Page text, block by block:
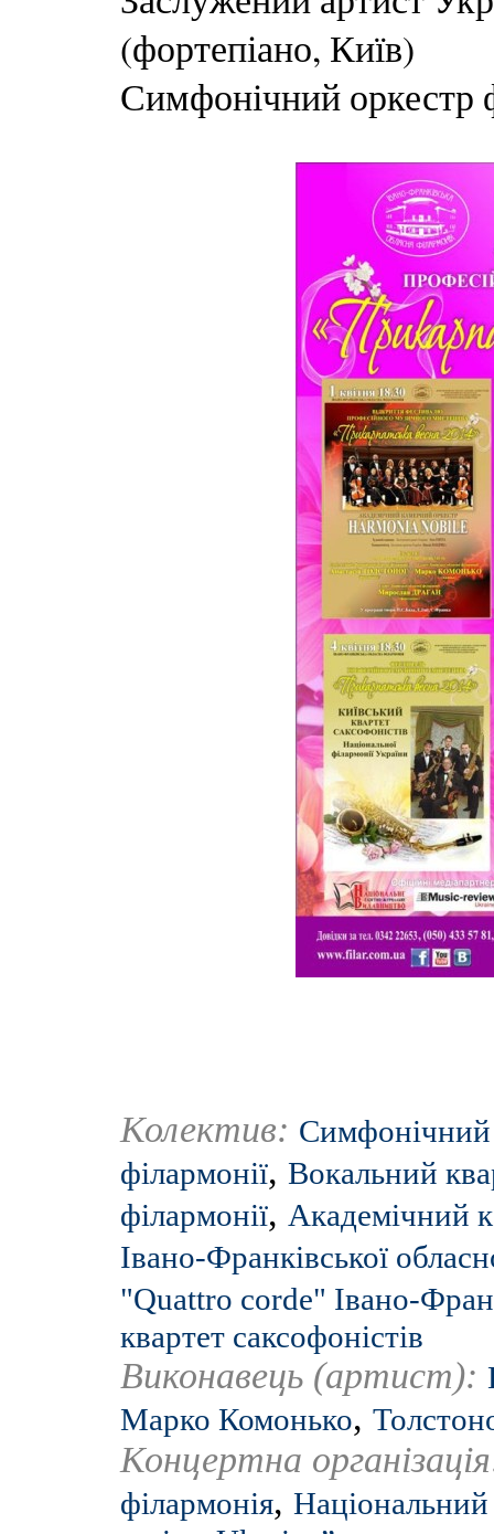
(фортепіано, Київ)
Симфонічний оркестр
Колектив: Симфонічний
філармонії, Вокальний
філармонії, Академічний
Івано-Франківської
"Quattro corde" Івано-
квартет саксофоністів
Виконавець (артист):
Марко Комонько,
Концертна
філармонія,